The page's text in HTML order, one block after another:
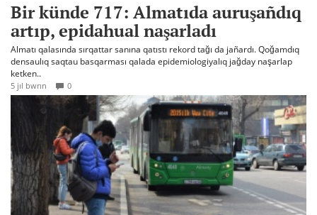
Bir künde 717: Almatıda auruşañdıq
artıp, epidahual naşarladı
Almatı qalasında sırqattar sanına qatıstı rekord tağı da jañardı. Qoğamdıq
densaulıq saqtau basqarması qalada epidemiologiyalıq jağday naşarlap
ketken..
5 jıl bwrın 0